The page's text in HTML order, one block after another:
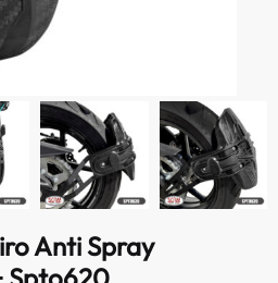
Anti Spray